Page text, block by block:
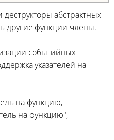
деструкторы абстрактных
другие функции-члены.
событийных
указателей на
на функцию,
на функцию",